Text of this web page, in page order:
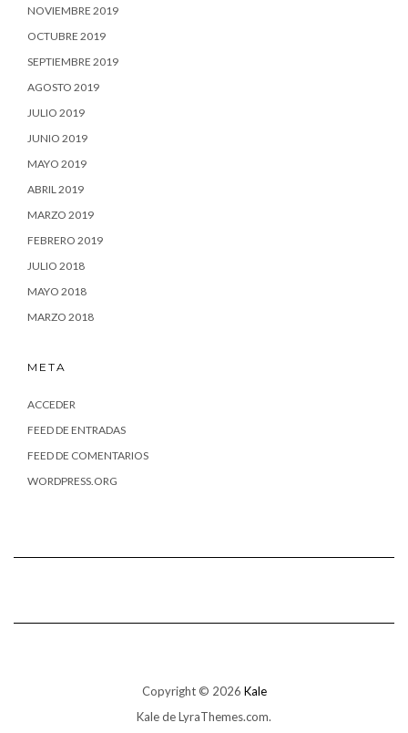
NOVIEMBRE 2019
OCTUBRE 2019
SEPTIEMBRE 2019
AGOSTO 2019
JULIO 2019
JUNIO 2019
MAYO 2019
ABRIL 2019
MARZO 2019
FEBRERO 2019
JULIO 2018
MAYO 2018
MARZO 2018
META
ACCEDER
FEED DE ENTRADAS
FEED DE COMENTARIOS
WORDPRESS.ORG
Copyright © 2026 Kale
Kalede LyraThemes.com.